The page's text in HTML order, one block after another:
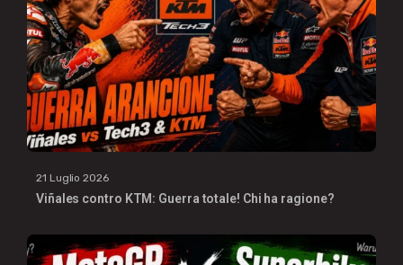
21 Luglio 2026
Viñales contro KTM: Guerra totale! Chi ha ragione?